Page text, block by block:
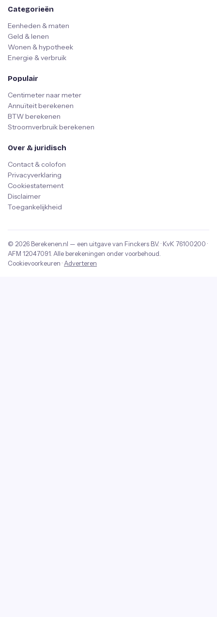
Categorieën
Eenheden & maten
Geld & lenen
Wonen & hypotheek
Energie & verbruik
Populair
Centimeter naar meter
Annuïteit berekenen
BTW berekenen
Stroomverbruik berekenen
Over & juridisch
Contact & colofon
Privacyverklaring
Cookiestatement
Disclaimer
Toegankelijkheid
© 2026 Berekenen.nl — een uitgave van Finckers B.V. · KvK 76100200 ·
AFM 12047091 . Alle berekeningen onder voorbehoud.
Cookievoorkeuren · Adverteren